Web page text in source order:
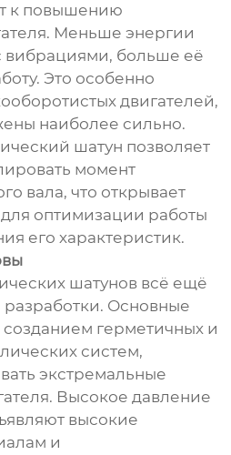
к повышению
Меньше энергии
вибрациями, больше её
Это особенно
двигателей,
наиболее сильно.
шатун позволяет
момент
вала, что открывает
оптимизации работы
его характеристик.
шатунов всё ещё
разработки. Основные
созданием герметичных и
систем,
экстремальные
Высокое давление
высокие
и